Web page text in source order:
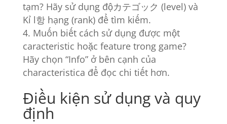
tạm? Hãy sử dụng độカテゴック (level) và
Kỉ l항 hạng (rank) để tìm kiếm.
Muốn biết cách sử dụng được một
caracteristic hoặc feature trong game?
Hãy chọn “Info” ở bên cạnh của
characteristica để đọc chi tiết hơn.
Điều kiện sử dụng và quy
định